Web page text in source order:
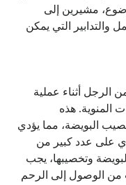
مشيرين إلى
والتدابير التي يمكن
الرجل أثناء عملية
المنوية. هذه
البويضة، مما يؤدي
على عدد كبير من
وتخصيبها، يجب
من الوصول إلى الرحم